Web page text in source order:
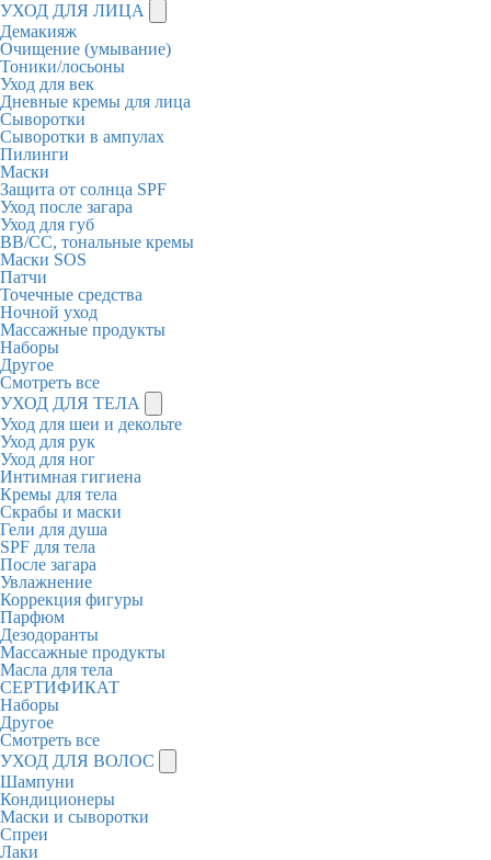
УХОД ДЛЯ ЛИЦА
Демакияж
Очищение (умывание)
Тоники/лосьоны
Уход для век
Дневные кремы для лица
Сыворотки
Сыворотки в ампулах
Пилинги
Маски
Защита от солнца SPF
Уход после загара
Уход для губ
BB/CC, тональные кремы
Маски SOS
Патчи
Точечные средства
Ночной уход
Массажные продукты
Наборы
Другое
Смотреть все
УХОД ДЛЯ ТЕЛА
Уход для шеи и декольте
Уход для рук
Уход для ног
Интимная гигиена
Кремы для тела
Скрабы и маски
Гели для душа
SPF для тела
После загара
Увлажнение
Коррекция фигуры
Парфюм
Дезодоранты
Массажные продукты
Масла для тела
СЕРТИФИКАТ
Наборы
Другое
Смотреть все
УХОД ДЛЯ ВОЛОС
Шампуни
Кондиционеры
Маски и сыворотки
Спреи
Лаки